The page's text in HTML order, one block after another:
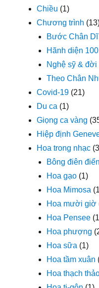
Chiều (1)
Chương trình
Bước Chân Dĩ
Hãnh diện
Nghệ sỹ & đời
Theo Chân
Covid-19 (21)
Du ca (1)
Giọng ca vàng
Hiệp định
Hoa trong nhạc
Bông điên điển
Hoa gạo (1)
Hoa Mimosa
Hoa mười giờ
Hoa Pensee
Hoa phượng
Hoa sữa (1)
Hoa tầm xuân
Hoa thạch